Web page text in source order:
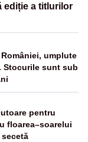
ediție a titlurilor
umplute
Stocurile sunt sub
pentru
floarea–soarelui